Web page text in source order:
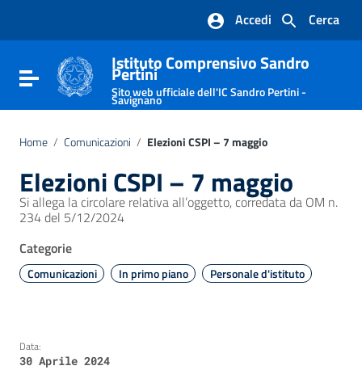
Vai al footer
Cerca
Accedi
Attiva / disattiva la navigazione
Istituto Comprensivo Sandro
Pertini
Sito web ufficiale dell'IC Sandro Pertini -
Savignano
Home / Comunicazioni / Elezioni CSPI – 7 maggio
Elezioni CSPI – 7 maggio
Si allega la circolare relativa all’oggetto, corredata da OM n.
234 del 5/12/2024
Categorie
Comunicazioni In primo piano Personale d'istituto
Data:
30 Aprile 2024